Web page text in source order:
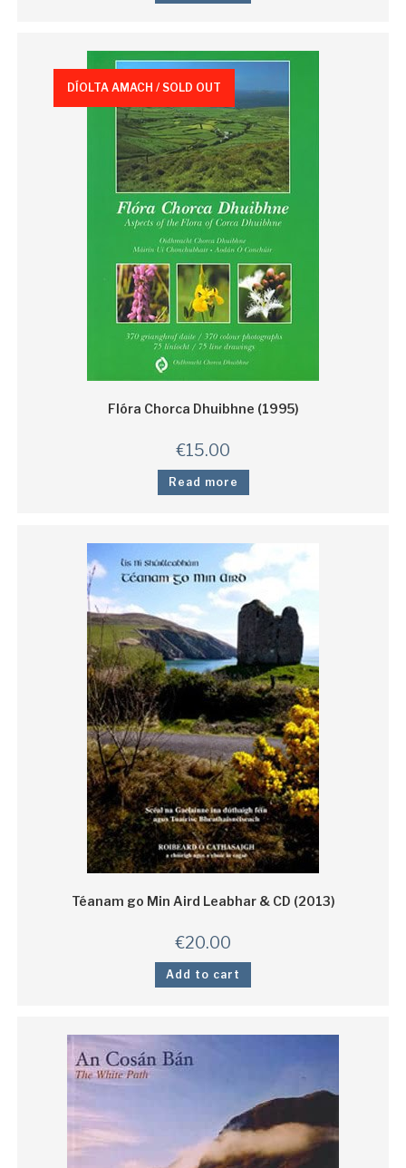
DÍOLTA AMACH / SOLD OUT
Flóra Chorca Dhuibhne (1995)
€15.00
Read more
Téanam go Min Aird Leabhar & CD (2013)
€20.00
Add to cart